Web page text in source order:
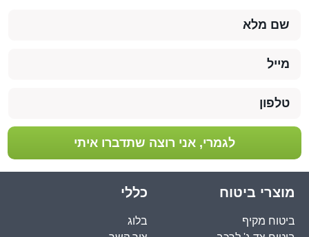
לגמרי, אני רוצה שתדברו איתי
מוצרי ביטוח
ביטוח מקיף
כללי
בלוג